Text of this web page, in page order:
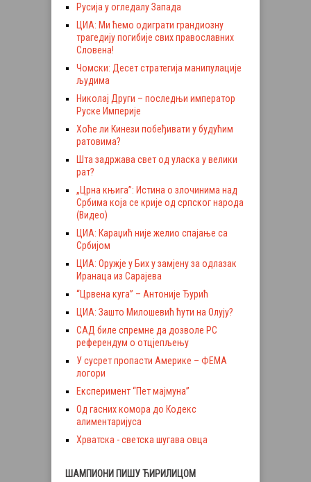
Русија у огледалу Запада
ЦИА: Ми ћемо одиграти грандиозну
трагедију погибије свих православних
Словена!
Чомски: Десет стратегија манипулације
људима
Николај Други – последњи император
Руске Империје
Хоће ли Кинези побеђивати у будућим
ратовима?
Шта задржава свет од уласка у велики
рат?
„Црна књига”: Истина о злочинима над
Србима која се крије од српског народа
(Видео)
ЦИА: Караџић није желио спајање са
Србијом
ЦИА: Оружје у Бих у замјену за одлазак
Иранаца из Сарајева
“Црвена куга” – Антоније Ђурић
ЦИА: Зашто Милошевић ћути на Олују?
САД биле спремне да дозволе РС
референдум о отцјепљењу
У сусрет пропасти Америке – ФЕМА
логори
Експеримент “Пет мајмуна”
Од гасних комора до Кодекс
алиментаријуса
Хрватска - светска шугава овца
ШАМПИОНИ ПИШУ ЋИРИЛИЦОМ